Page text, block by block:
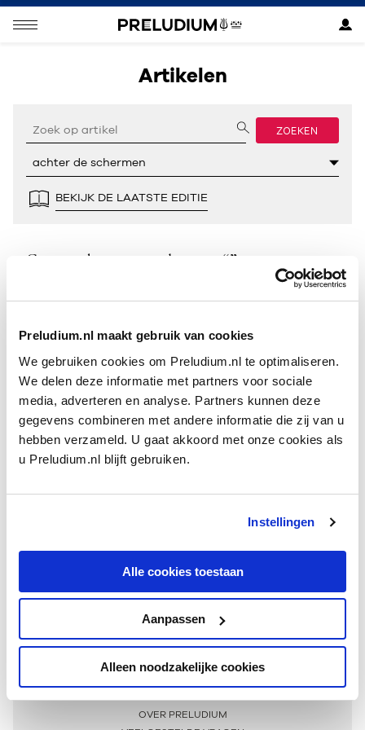
Preludium.nl maakt gebruik van cookies
We gebruiken cookies om Preludium.nl te optimaliseren.
We delen deze informatie met partners voor sociale
media, adverteren en analyse. Partners kunnen deze
gegevens combineren met andere informatie die zij van u
hebben verzameld. U gaat akkoord met onze cookies als
u Preludium.nl blijft gebruiken.
Instellingen
Alle cookies toestaan
Aanpassen
Alleen noodzakelijke cookies
Artikelen
ZOEKEN
BEKIJK DE LAATSTE EDITIE
Geen resultaten gevonden voor “”.
Meer informatie
OVER PRELUDIUM